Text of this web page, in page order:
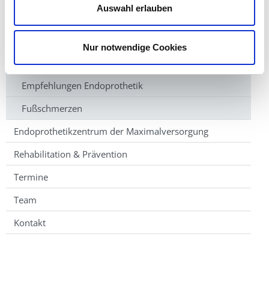
Auswahl erlauben
Nur notwendige Cookies
Die Hüftgelenksoperation
Empfehlungen Endoprothetik
Fußschmerzen
Endoprothetikzentrum der Maximalversorgung
Rehabilitation & Prävention
Termine
Team
Kontakt